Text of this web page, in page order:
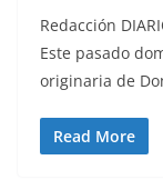
Redacción
Este pasado
originaria de
Read More